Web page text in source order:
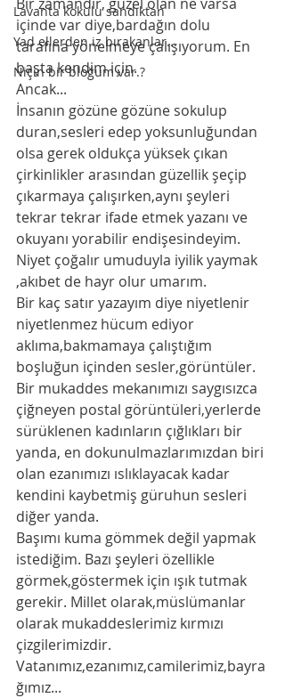
Lavanta kokulu sandıktan
Yad ellerden iz bırakanlar...
Niçin bir bloğum var.?
içinde var diye,bardağın dolu
tarafına yönelmeye çalışıyorum. En
başta kendim için.
Ancak...
İnsanın gözüne gözüne sokulup
duran,sesleri edep yoksunluğundan
olsa gerek oldukça yüksek çıkan
çirkinlikler arasından güzellik şeçip
çıkarmaya çalışırken,aynı şeyleri
tekrar tekrar ifade etmek yazanı ve
okuyanı yorabilir endişesindeyim.
Niyet çoğalır umuduyla iyilik yaymak
,akıbet de hayr olur umarım.
Bir kaç satır yazayım diye niyetlenir
niyetlenmez hücum ediyor
aklıma,bakmamaya çalıştığım
boşluğun içinden sesler,görüntüler.
Bir mukaddes mekanımızı saygısızca
çiğneyen postal görüntüleri,yerlerde
sürüklenen kadınların çığlıkları bir
yanda, en dokunulmazlarımızdan biri
olan ezanımızı ıslıklayacak kadar
kendini kaybetmiş güruhun sesleri
diğer yanda.
Başımı kuma gömmek değil yapmak
istediğim. Bazı şeyleri özellikle
görmek,göstermek için ışık tutmak
gerekir. Millet olarak,müslümanlar
olarak mukaddeslerimiz kırmızı
çizgilerimizdir.
Vatanımız,ezanımız,camilerimiz,bayra
ğımız...